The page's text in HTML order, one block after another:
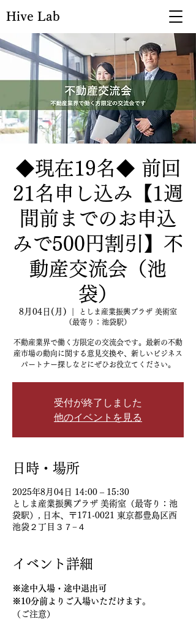
Hive Lab
◆現在19名◆ 前回
21名申し込み【1週
間前までのお申込
みで500円割引】不
動産交流会（池
袋）
8月04日(月)
としま産業振興プラザ 美術室
（最寄り：池袋駅）
不動産業界で働く方限定の交流会です。最新の不動
産市場の動向に関する意見交換や、新しいビジネス
パートナー探しなどにぜひお役立てください。
受付が終了しました
他のイベントを見る
日時・場所
2025年8月04日 14:00 – 15:30
としま産業振興プラザ 美術室（最寄り：池
袋駅）, 日本、〒171-0021 東京都豊島区西
池袋２丁目３７−４
イベント詳細
※途中入場・途中退出可
※10分前よりご入場いただけます。
（ご注意）